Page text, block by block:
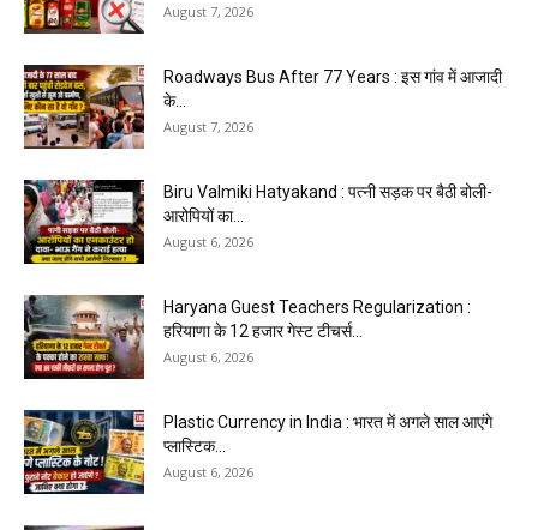
August 7, 2026
Roadways Bus After 77 Years : इस गांव में आजादी
के...
August 7, 2026
Biru Valmiki Hatyakand : पत्नी सड़क पर बैठी बोली-
आरोपियों का...
August 6, 2026
Haryana Guest Teachers Regularization :
हरियाणा के 12 हजार गेस्ट टीचर्स...
August 6, 2026
Plastic Currency in India : भारत में अगले साल आएंगे
प्लास्टिक...
August 6, 2026